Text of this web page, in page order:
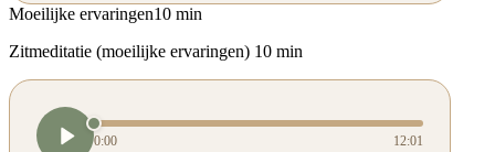
Moeilijke ervaringen10 min
Zitmeditatie (moeilijke ervaringen) 10 min
0:00 12:01